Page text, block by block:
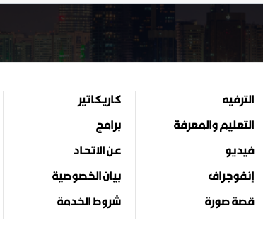
الترفيه
التعليم والمعرفة
فيديو
إنفوجراف
قصة صورة
كاريكاتير
برامج
عن الاتحاد
بيان الخصوصية
شروط الخدمة